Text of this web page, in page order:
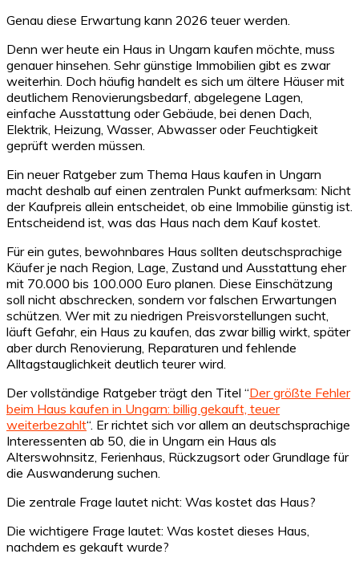
Genau diese Erwartung kann 2026 teuer werden.
Denn wer heute ein Haus in Ungarn kaufen möchte, muss
genauer hinsehen. Sehr günstige Immobilien gibt es zwar
weiterhin. Doch häufig handelt es sich um ältere Häuser mit
deutlichem Renovierungsbedarf, abgelegene Lagen,
einfache Ausstattung oder Gebäude, bei denen Dach,
Elektrik, Heizung, Wasser, Abwasser oder Feuchtigkeit
geprüft werden müssen.
Ein neuer Ratgeber zum Thema Haus kaufen in Ungarn
macht deshalb auf einen zentralen Punkt aufmerksam: Nicht
der Kaufpreis allein entscheidet, ob eine Immobilie günstig ist.
Entscheidend ist, was das Haus nach dem Kauf kostet.
Für ein gutes, bewohnbares Haus sollten deutschsprachige
Käufer je nach Region, Lage, Zustand und Ausstattung eher
mit 70.000 bis 100.000 Euro planen. Diese Einschätzung
soll nicht abschrecken, sondern vor falschen Erwartungen
schützen. Wer mit zu niedrigen Preisvorstellungen sucht,
läuft Gefahr, ein Haus zu kaufen, das zwar billig wirkt, später
aber durch Renovierung, Reparaturen und fehlende
Alltagstauglichkeit deutlich teurer wird.
Der vollständige Ratgeber trägt den Titel “Der größte Fehler
beim Haus kaufen in Ungarn: billig gekauft, teuer
weiterbezahlt“. Er richtet sich vor allem an deutschsprachige
Interessenten ab 50, die in Ungarn ein Haus als
Alterswohnsitz, Ferienhaus, Rückzugsort oder Grundlage für
die Auswanderung suchen.
Die zentrale Frage lautet nicht: Was kostet das Haus?
Die wichtigere Frage lautet: Was kostet dieses Haus,
nachdem es gekauft wurde?